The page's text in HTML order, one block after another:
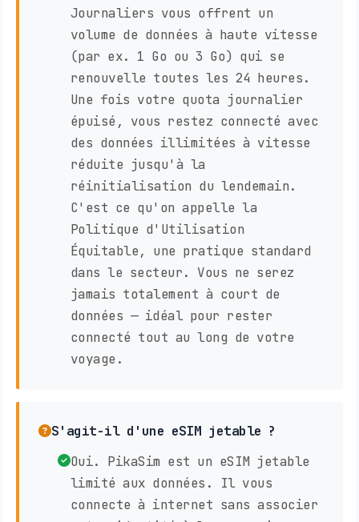
Journaliers vous offrent un
volume de données à haute vitesse
(par ex. 1 Go ou 3 Go) qui se
renouvelle toutes les 24 heures.
Une fois votre quota journalier
épuisé, vous restez connecté avec
des données illimitées à vitesse
réduite jusqu'à la
réinitialisation du lendemain.
C'est ce qu'on appelle la
Politique d'Utilisation
Équitable, une pratique standard
dans le secteur. Vous ne serez
jamais totalement à court de
données — idéal pour rester
connecté tout au long de votre
voyage.
S'agit-il d'une eSIM jetable ?
Oui. PikaSim est un eSIM jetable
limité aux données. Il vous
connecte à internet sans associer